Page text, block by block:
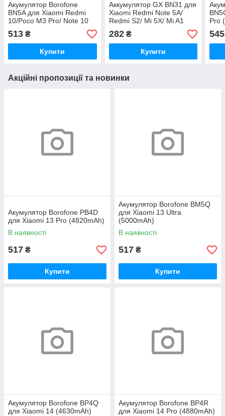
Акумулятор Borofone
BN5A для Xiaomi Redmi
10/Poco M3 Pro/ Note 10
513 ₴
Купити
Аккумулятор GX BN31 для
Xiaomi Redmi Note 5A/
Redmi S2/ Mi 5X/ Mi A1
282₴
Купити
Pro
545
Акційні пропозиції та новинки
Акумулятор Borofone PB4D
для Xiaomi 13 Pro (4820mAh)
В наявності
517 ₴
Купити
Акумулятор Borofone BM5Q
для Xiaomi 13 Ultra
(5000mAh)
В наявності
517 ₴
Купити
Акумулятор Borofone BP4Q
для Xiaomi 14 (4630mAh)
Акумулятор Borofone BP4R
для Xiaomi 14 Pro (4880mAh)